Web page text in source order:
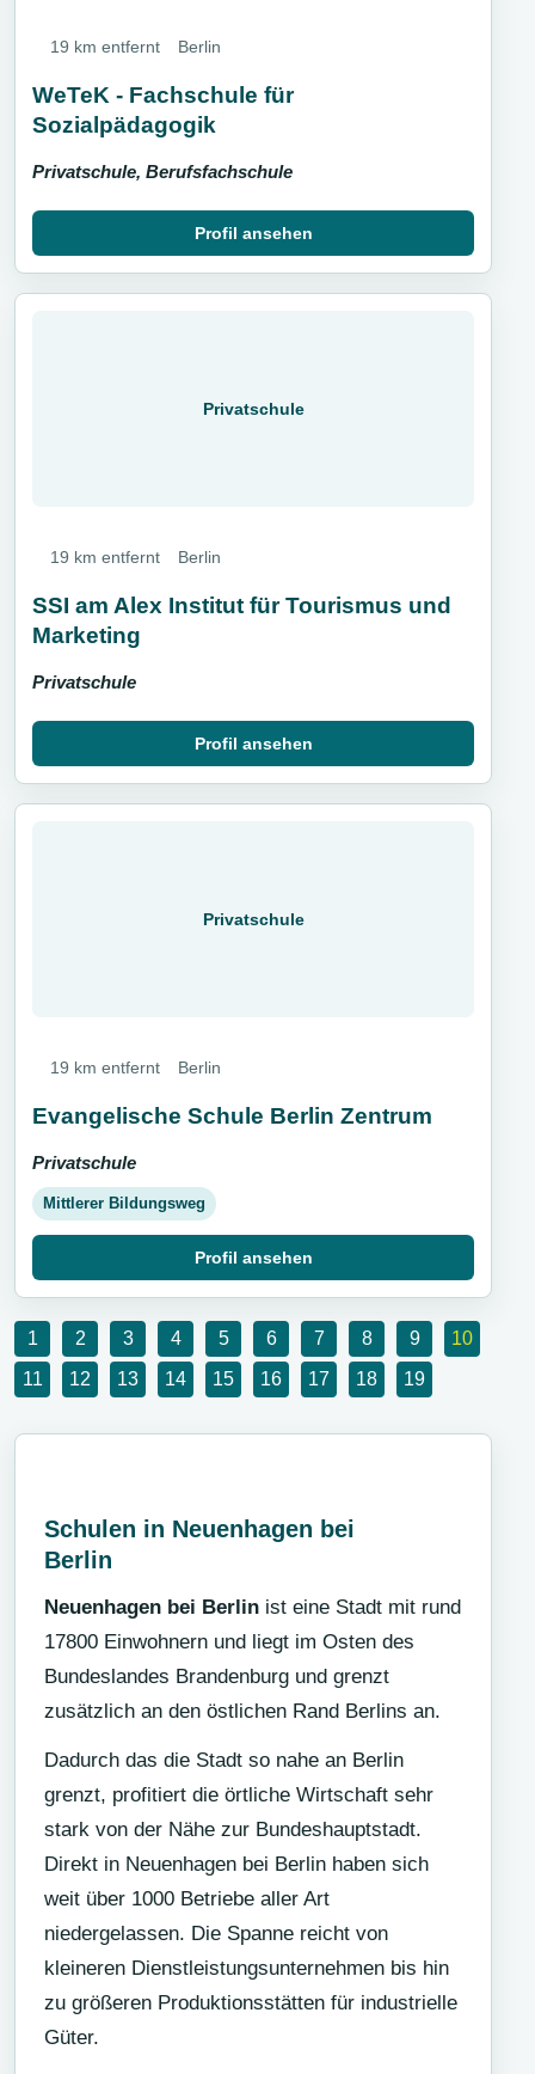
19 km entfernt Berlin
WeTeK - Fachschule für
Sozialpädagogik
Privatschule, Berufsfachschule
Profil ansehen
Privatschule
19 km entfernt Berlin
SSI am Alex Institut für Tourismus und
Marketing
Privatschule
Profil ansehen
Privatschule
19 km entfernt Berlin
Evangelische Schule Berlin Zentrum
Privatschule
Mittlerer Bildungsweg
Profil ansehen
1 2 3 4 5 6 7 8 9
10
11
12 13 14 15 16 17 18 19
Schulen in Neuenhagen bei
Berlin
Neuenhagen bei Berlin ist eine Stadt mit rund
17800 Einwohnern und liegt im Osten des
Bundeslandes Brandenburg und grenzt
zusätzlich an den östlichen Rand Berlins an.
Dadurch das die Stadt so nahe an Berlin
grenzt, profitiert die örtliche Wirtschaft sehr
stark von der Nähe zur Bundeshauptstadt.
Direkt in Neuenhagen bei Berlin haben sich
weit über 1000 Betriebe aller Art
niedergelassen. Die Spanne reicht von
kleineren Dienstleistungsunternehmen bis hin
zu größeren Produktionsstätten für industrielle
Güter.